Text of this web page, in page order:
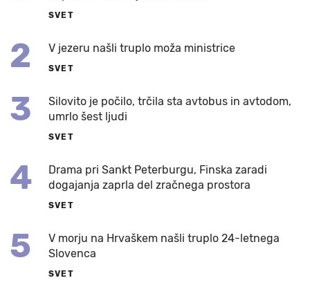
SVET
2 V jezeru našli truplo moža ministrice
SVET
3
Silovito je počilo, trčila sta avtobus in avtodom,
umrlo šest ljudi
SVET
4
Drama pri Sankt Peterburgu, Finska zaradi
dogajanja zaprla del zračnega prostora
SVET
5
V morju na Hrvaškem našli truplo 24-letnega
Slovenca
SVET